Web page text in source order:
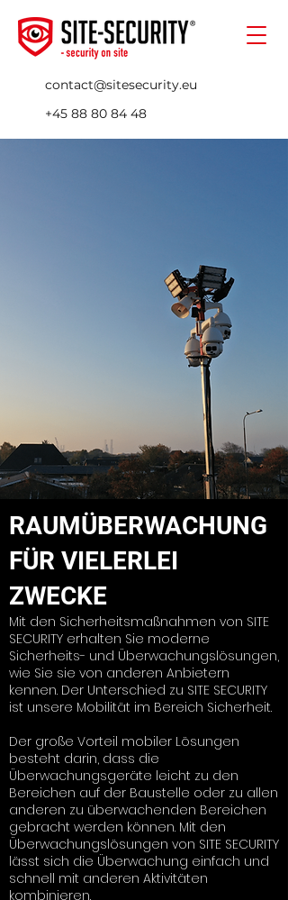
contact@sitesecurity.eu
+45 88 80 84 48
RAUMÜBERWACHUNG
FÜR VIELERLEI
ZWECKE
Mit den Sicherheitsmaßnahmen von SITE
SECURITY erhalten Sie moderne
Sicherheits- und Überwachungslösungen,
wie Sie sie von anderen Anbietern
kennen. Der Unterschied zu SITE SECURITY
ist unsere Mobilität im Bereich Sicherheit.
Der große Vorteil mobiler Lösungen
besteht darin, dass die
Überwachungsgeräte leicht zu den
Bereichen auf der Baustelle oder zu allen
anderen zu überwachenden Bereichen
gebracht werden können. Mit den
Überwachungslösungen von SITE SECURITY
lässt sich die Überwachung einfach und
schnell mit anderen Aktivitäten
kombinieren.